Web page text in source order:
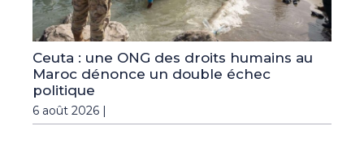
Ceuta : une ONG des droits humains au
Maroc dénonce un double échec
politique
6 août 2026 |